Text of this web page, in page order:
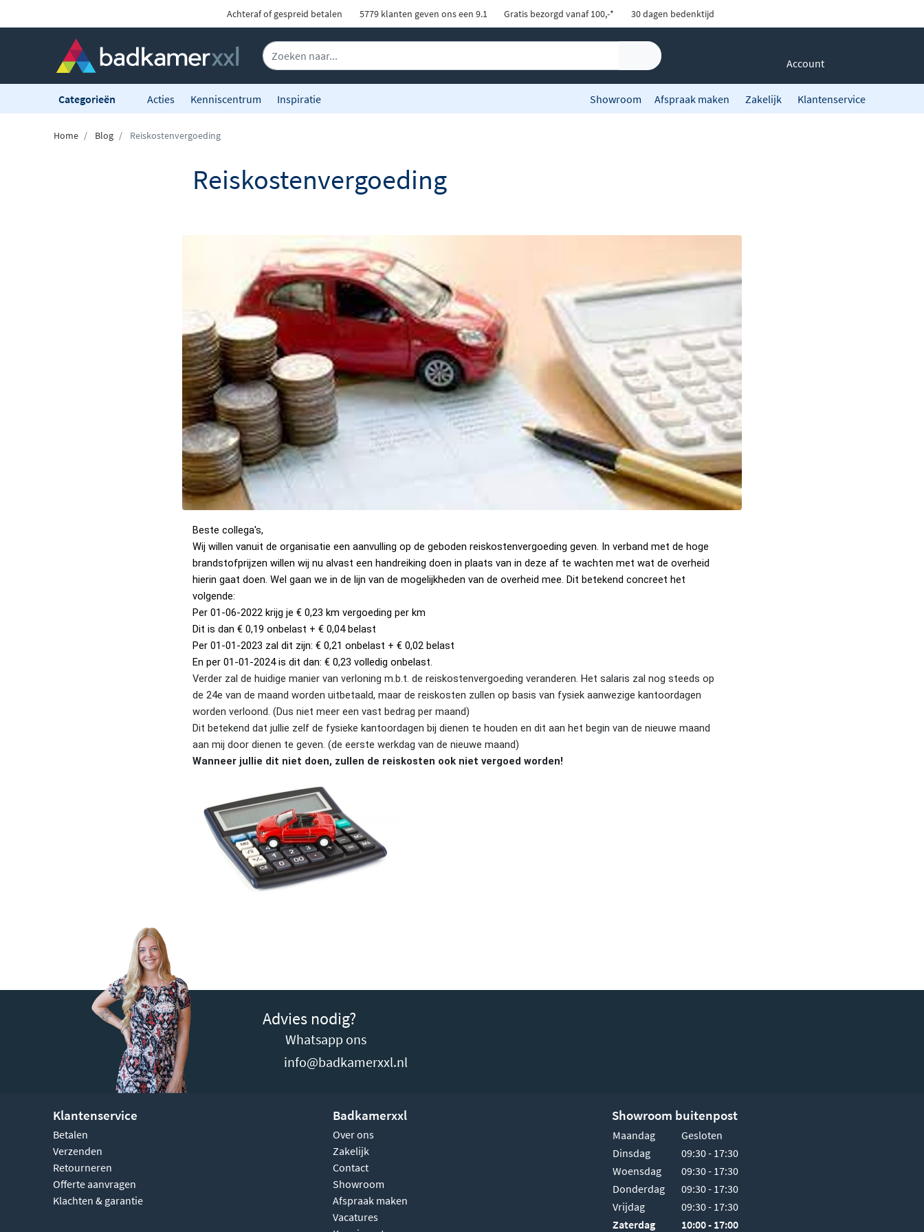
Achteraf of gespreid betalen 5779 klanten geven ons een 9.1 Gratis bezorgd vanaf 100,-* 30 dagen bedenktijd
Account
Categorieën Acties Kenniscentrum Inspiratie Showroom Afspraak maken Zakelijk Klantenservice
Home Blog Reiskostenvergoeding
Reiskostenvergoeding
Beste collega's,
Wij willen vanuit de organisatie een aanvulling op de geboden reiskostenvergoeding geven. In verband met de hoge
brandstofprijzen willen wij nu alvast een handreiking doen in plaats van in deze af te wachten met wat de overheid
hierin gaat doen. Wel gaan we in de lijn van de mogelijkheden van de overheid mee. Dit betekend concreet het
volgende:
Per 01-06-2022 krijg je € 0,23 km vergoeding per km
Dit is dan € 0,19 onbelast + € 0,04 belast
Per 01-01-2023 zal dit zijn: € 0,21 onbelast + € 0,02 belast
En per 01-01-2024 is dit dan: € 0,23 volledig onbelast.
Verder zal de huidige manier van verloning m.b.t. de reiskostenvergoeding veranderen. Het salaris zal nog steeds op
de 24e van de maand worden uitbetaald, maar de reiskosten zullen op basis van fysiek aanwezige kantoordagen
worden verloond. (Dus niet meer een vast bedrag per maand)
Dit betekend dat jullie zelf de fysieke kantoordagen bij dienen te houden en dit aan het begin van de nieuwe maand
aan mij door dienen te geven. (de eerste werkdag van de nieuwe maand)
Wanneer jullie dit niet doen, zullen de reiskosten ook niet vergoed worden!
Advies nodig?
Whatsapp ons
info@badkamerxxl.nl
Klantenservice
Betalen
Verzenden
Retourneren
Offerte aanvragen
Klachten & garantie
Badkamerxxl
Over ons
Zakelijk
Contact
Showroom
Afspraak maken
Vacatures
Showroom buitenpost
Maandag
Gesloten
Dinsdag
09:30 - 17:30
Woensdag
09:30 - 17:30
Donderdag
09:30 - 17:30
Vrijdag
09:30 - 17:30
Zaterdag
10:00 - 17:00